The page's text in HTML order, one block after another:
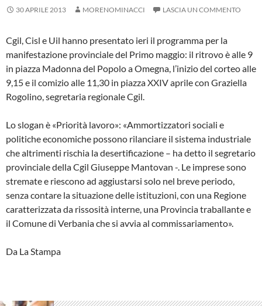
30 APRILE 2013 MORENOMINACCI LASCIA UN COMMENTO
Cgil, Cisl e Uil hanno presentato ieri il programma per la
manifestazione provinciale del Primo maggio: il ritrovo è alle 9
in piazza Madonna del Popolo a Omegna, l’inizio del corteo alle
9,15 e il comizio alle 11,30 in piazza XXIV aprile con Graziella
Rogolino, segretaria regionale Cgil.
Lo slogan è «Priorità lavoro»: «Ammortizzatori sociali e
politiche economiche possono rilanciare il sistema industriale
che altrimenti rischia la desertificazione – ha detto il segretario
provinciale della Cgil Giuseppe Mantovan -. Le imprese sono
stremate e riescono ad aggiustarsi solo nel breve periodo,
senza contare la situazione delle istituzioni, con una Regione
caratterizzata da rissosità interne, una Provincia traballante e
il Comune di Verbania che si avvia al commissariamento».
Da La Stampa